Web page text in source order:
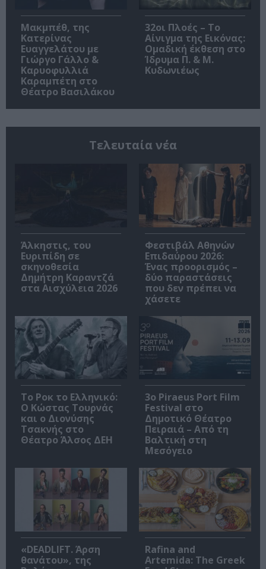
Μακμπέθ, της
Κατερίνας
Ευαγγελάτου με
Γιώργο Γάλλο &
Καρυοφυλλιά
Καραμπέτη στο
Θέατρο Βασιλάκου
32οι Πλοές – Το
Αίνιγμα της Εικόνας:
Ομαδική έκθεση στο
Ίδρυμα Π. & Μ.
Κυδωνιέως
Τελευταία νέα
Άλκηστις, του
Ευριπίδη σε
σκηνοθεσία
Δημήτρη Καραντζά
στα Αισχύλεια 2026
Φεστιβάλ Αθηνών
Επιδαύρου 2026:
Ένας προορισμός –
δύο παραστάσεις
που δεν πρέπει να
χάσετε
Το Ροκ το Ελληνικό:
Ο Κώστας Τουρνάς
και ο Διονύσης
Τσακνής στο
Θέατρο Άλσος ΔΕΗ
3o Piraeus Port Film
Festival στο
Δημοτικό Θέατρο
Πειραιά – Από τη
Βαλτική στη
Μεσόγειο
«DEADLIFT. Άρση
θανάτου», της
Rafina and
Artemida: The Greek